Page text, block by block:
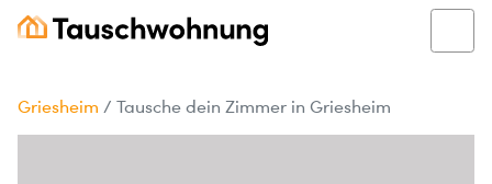
Griesheim / Tausche dein Zimmer in Griesheim